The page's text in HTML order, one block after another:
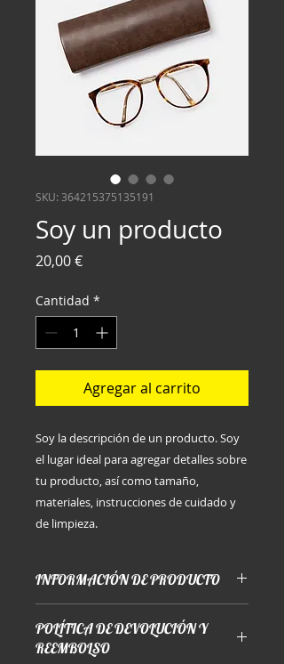
SKU: 364215375135191
Soy un producto
20,00 €Precio
Cantidad *
Agregar al carrito
Soy la descripción de un producto. Soy
el lugar ideal para agregar detalles sobre
tu producto, así como tamaño,
materiales, instrucciones de cuidado y
de limpieza.
INFORMACIÓN DE PRODUCTO
Soy el lugar ideal para agregar
detalles sobre tu producto, así
POLÍTICA DE DEVOLUCIÓN Y
REEMBOLSO